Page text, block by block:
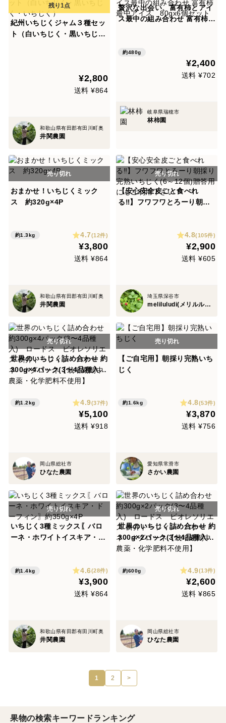
紀州いちじくジャム３種セッ
ト（白いちじく・黒いちじ
¥2,800
送料 ¥864
和歌山県有田郡有田川町奥
井関農園
贅沢な出会い、富有柿とアイ
ス最中の組み合わせ 富有柿最
約480g
¥2,400
送料 ¥702
岐阜県瑞穂市
林柿園
おまかせ！いちじくミック
ス 約320g×4P
約1.3kg 4.7(12件)
¥3,800
送料 ¥864
和歌山県有田郡有田川町奥
井関農園
【安心安全皮ごと食べれ
る‼︎】フワフワとろーり朝採
4.8(105件)
¥2,900
送料 ¥605
埼玉県深谷市
meliluludi(メリルルディ)
世界のいちじく詰め合わせ 約
300g×4パック(3〜4品種入)
ロードス ビオレソリエス
ネグローネ【栽培期間中農
薬・化学肥料不使用】
約1.2kg 4.9(37件)
¥5,100
送料 ¥918
岡山県総社市
ひなた農園
【ご自宅用】朝採り完熟いち
じく
約1.6kg 4.8(53件)
¥3,870
送料 ¥756
愛知県常滑市
さかい農園
いちじく3種ミックス〖バロ
ーネ・ホワイトイスキア・ド
約1.4kg 4.6(28件)
¥3,900
送料 ¥864
和歌山県有田郡有田川町奥
井関農園
世界のいちじく詰め合わせ 約
300g×2パック(3〜4品種入)
ロードス ビオレソリエス
ネグローネ【栽培期間中農
薬・化学肥料不使用】
約600g 4.9(13件)
¥2,600
送料 ¥865
岡山県総社市
ひなた農園
1 2 >
果物の検索キーワードランキング